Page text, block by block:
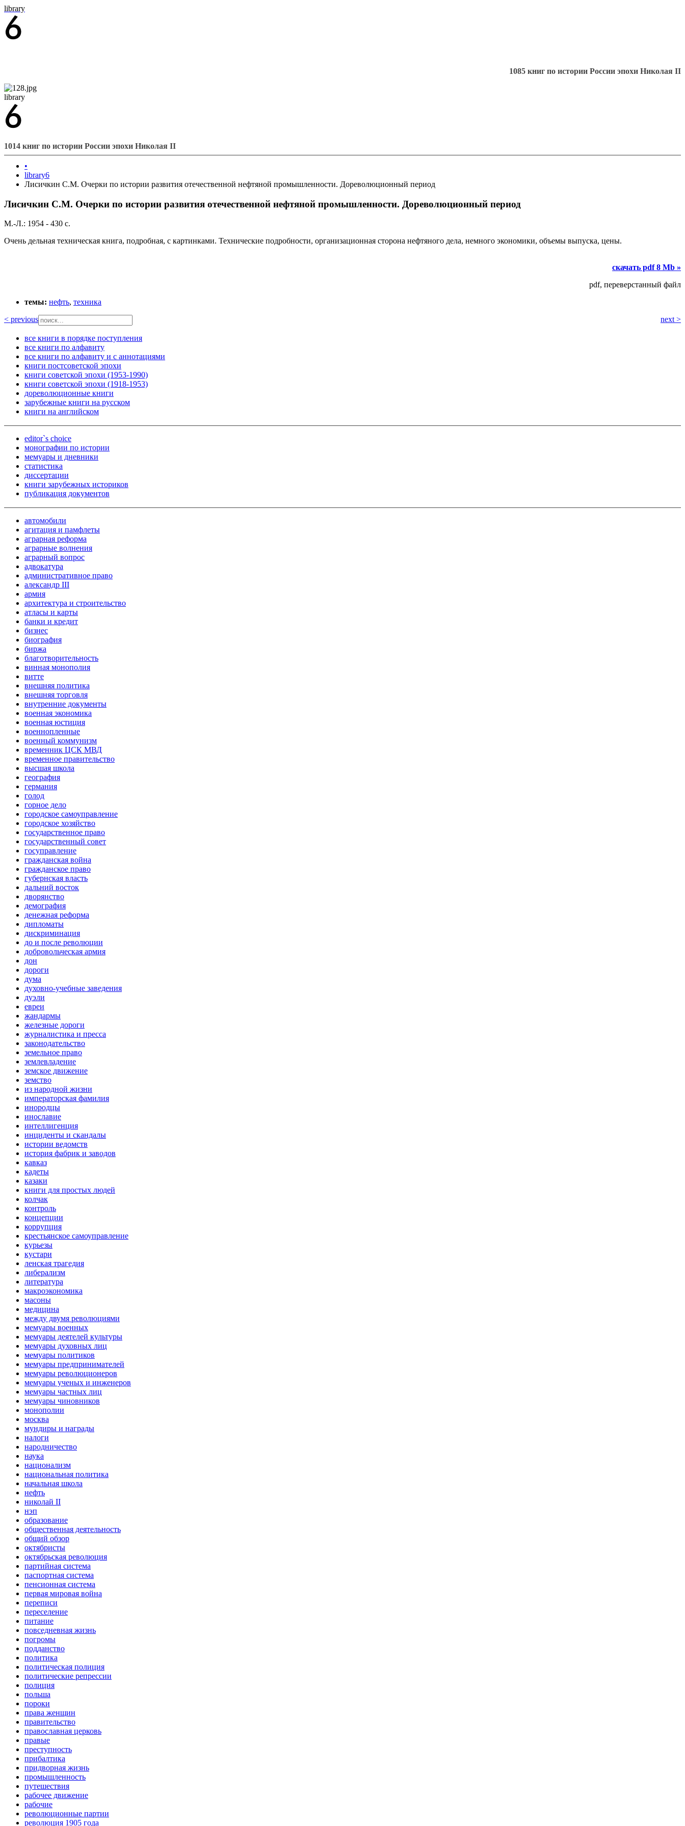
library
1085 книг по истории России эпохи Николая II
library
1014 книг по истории России эпохи Николая II
•
library6
Лисичкин С.М. Очерки по истории развития отечественной нефтяной промышленности. Дореволюционный период
Лисичкин С.М. Очерки по истории развития отечественной нефтяной промышленности. Дореволюционный период
М.-Л.: 1954 - 430 с.
Очень дельная техническая книга, подробная, с картинками. Технические подробности, организационная сторона нефтяного дела, немного экономики, объемы выпуска, цены.
скачать pdf 8 Mb »
pdf, переверстанный файл
темы: нефть, техника
< previous
next >
все книги в порядке поступления
все книги по алфавиту
все книги по алфавиту и с аннотациями
книги постсоветской эпохи
книги советской эпохи (1953-1990)
книги советской эпохи (1918-1953)
дореволюционные книги
зарубежные книги на русском
книги на английском
editor`s choice
монографии по истории
мемуары и дневники
статистика
диссертации
книги зарубежных историков
публикация документов
автомобили
агитация и памфлеты
аграрная реформа
аграрные волнения
аграрный вопрос
адвокатура
административное право
александр III
армия
архитектура и строительство
атласы и карты
банки и кредит
бизнес
биография
биржа
благотворительность
винная монополия
витте
внешняя политика
внешняя торговля
внутренние документы
военная экономика
военная юстиция
военнопленные
военный коммунизм
временник ЦСК МВД
временное правительство
высшая школа
география
германия
голод
горное дело
городское самоуправление
городское хозяйство
государственное право
государственный совет
госуправление
гражданская война
гражданское право
губернская власть
дальний восток
дворянство
демография
денежная реформа
дипломаты
дискриминация
до и после революции
добровольческая армия
дон
дороги
дума
духовно-учебные заведения
дуэли
евреи
жандармы
железные дороги
журналистика и пресса
законодательство
земельное право
землевладение
земское движение
земство
из народной жизни
императорская фамилия
инородцы
инославие
интеллигенция
инциденты и скандалы
истории ведомств
история фабрик и заводов
кавказ
кадеты
казаки
книги для простых людей
колчак
контроль
концепции
коррупция
крестьянское самоуправление
курьезы
кустари
ленская трагедия
либерализм
литература
макроэкономика
масоны
медицина
между двумя революциями
мемуары военных
мемуары деятелей культуры
мемуары духовных лиц
мемуары политиков
мемуары предпринимателей
мемуары революционеров
мемуары ученых и инженеров
мемуары частных лиц
мемуары чиновников
монополии
москва
мундиры и награды
налоги
народничество
наука
национализм
национальная политика
начальная школа
нефть
николай II
нэп
образование
общественная деятельность
общий обзор
октябристы
октябрьская революция
партийная система
паспортная система
пенсионная система
первая мировая война
переписи
переселение
питание
повседневная жизнь
погромы
подданство
политика
политическая полиция
политические репрессии
полиция
польша
пороки
права женщин
правительство
православная церковь
правые
преступность
прибалтика
придворная жизнь
промышленность
путешествия
рабочее движение
рабочие
революционные партии
революция 1905 года